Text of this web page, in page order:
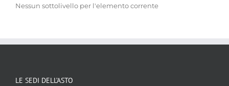
Nessun sottolivello per l'elemento corrente
LE SEDI DELL’ASTO